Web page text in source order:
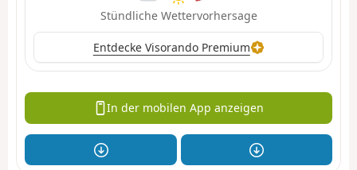
Stündliche Wettervorhersage
Entdecke Visorando Premium
In der mobilen App anzeigen